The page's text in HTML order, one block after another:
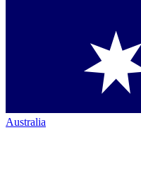
Australia